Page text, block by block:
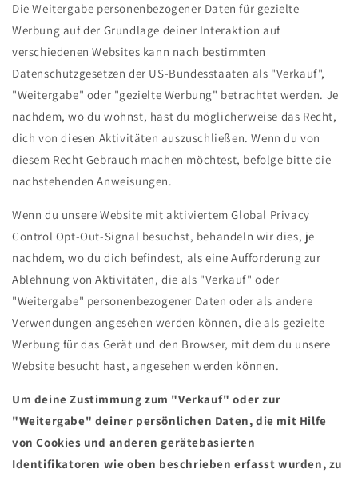
Die Weitergabe personenbezogener Daten für gezielte
Werbung auf der Grundlage deiner Interaktion auf
verschiedenen Websites kann nach bestimmten
Datenschutzgesetzen der US-Bundesstaaten als "Verkauf",
"Weitergabe" oder "gezielte Werbung" betrachtet werden. Je
nachdem, wo du wohnst, hast du möglicherweise das Recht,
dich von diesen Aktivitäten auszuschließen. Wenn du von
diesem Recht Gebrauch machen möchtest, befolge bitte die
nachstehenden Anweisungen.
Wenn du unsere Website mit aktiviertem Global Privacy
Control Opt-Out-Signal besuchst, behandeln wir dies, je
nachdem, wo du dich befindest, als eine Aufforderung zur
Ablehnung von Aktivitäten, die als "Verkauf" oder
"Weitergabe" personenbezogener Daten oder als andere
Verwendungen angesehen werden können, die als gezielte
Werbung für das Gerät und den Browser, mit dem du unsere
Website besucht hast, angesehen werden können.
Um deine Zustimmung zum "Verkauf" oder zur
"Weitergabe" deiner persönlichen Daten, die mit Hilfe
von Cookies und anderen gerätebasierten
Identifikatoren wie oben beschrieben erfasst wurden, zu